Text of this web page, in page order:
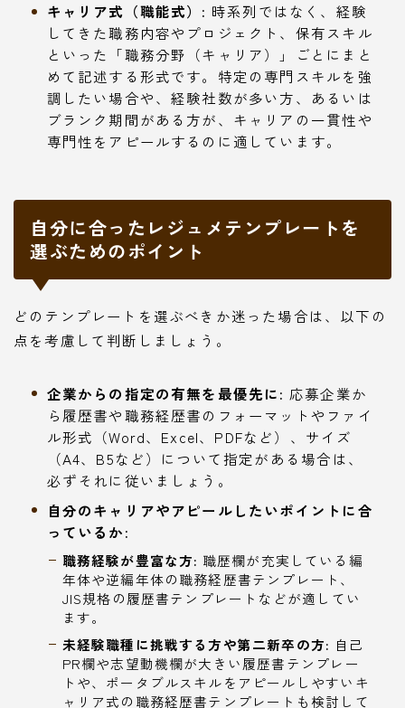
キャリア式（職能式）: 時系列ではなく、経験
してきた職務内容やプロジェクト、保有スキル
といった「職務分野（キャリア）」ごとにまと
めて記述する形式です。特定の専門スキルを強
調したい場合や、経験社数が多い方、あるいは
ブランク期間がある方が、キャリアの一貫性や
専門性をアピールするのに適しています。
自分に合ったレジュメテンプレートを
選ぶためのポイント
どのテンプレートを選ぶべきか迷った場合は、以下の
点を考慮して判断しましょう。
企業からの指定の有無を最優先に: 応募企業か
ら履歴書や職務経歴書のフォーマットやファイ
ル形式（Word、Excel、PDFなど）、サイズ
（A4、B5など）について指定がある場合は、
必ずそれに従いましょう。
自分のキャリアやアピールしたいポイントに合
っているか:
職務経験が豊富な方: 職歴欄が充実している編
年体や逆編年体の職務経歴書テンプレート、
JIS規格の履歴書テンプレートなどが適してい
ます。
未経験職種に挑戦する方や第二新卒の方: 自己
PR欄や志望動機欄が大きい履歴書テンプレー
トや、ポータブルスキルをアピールしやすいキ
ャリア式の職務経歴書テンプレートも検討して